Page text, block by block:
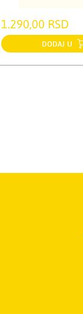
1.290,00 RSD
DODAJ U